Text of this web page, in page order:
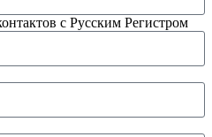
с Русским Регистром